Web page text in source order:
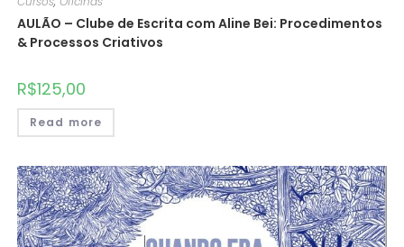
AULÃO – Clube de Escrita com Aline Bei: Procedimentos
& Processos Criativos
R$125,00
Read more